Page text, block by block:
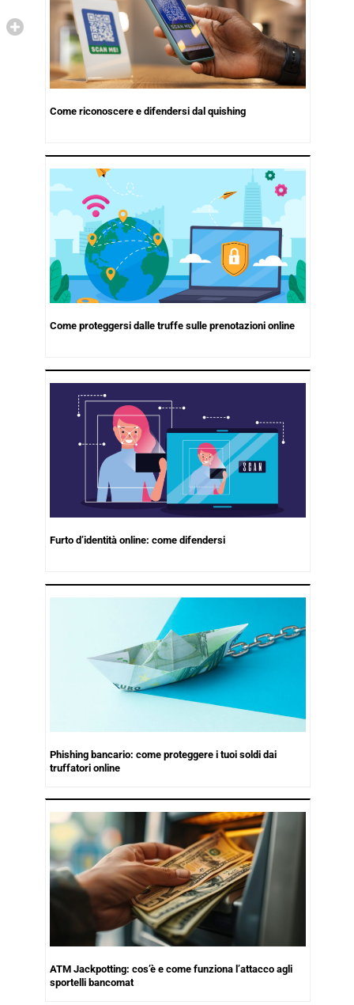
Come riconoscere e difendersi dal quishing
Come proteggersi dalle truffe sulle prenotazioni online
Furto d’identità online: come difendersi
Phishing bancario: come proteggere i tuoi soldi dai
truffatori online
ATM Jackpotting: cos’è e come funziona l’attacco agli
sportelli bancomat